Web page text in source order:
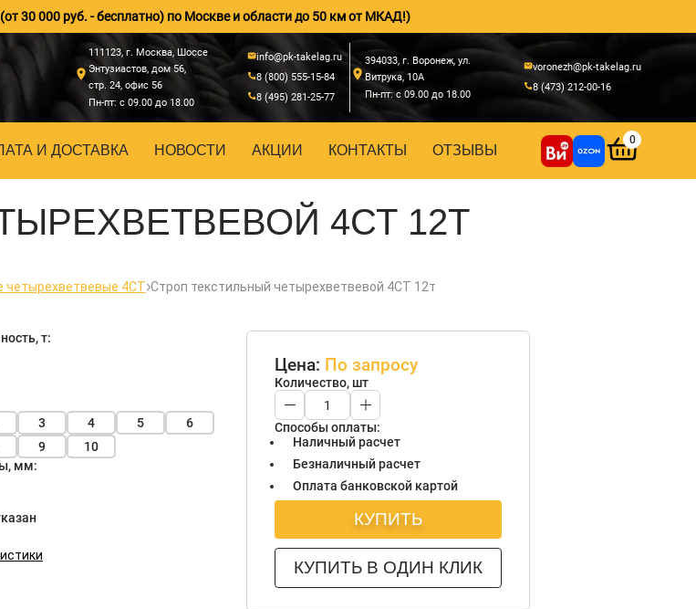
30 000 руб. - бесплатно) по Москве и области до 50 км от МКАД!)
111123, г. Москва, Шоссе
Энтузиастов, дом 56,
стр. 24, офис 56
Пн-пт: с 09.00 до 18.00
info@pk-takelag.ru
8 (800) 555-15-84
8 (495) 281-25-77
394033, г. Воронеж, ул.
Витрука, 10А
Пн-пт: с 09.00 до 18.00
voronezh@pk-takelag.ru
8 (473) 212-00-16
И ДОСТАВКА НОВОСТИ АКЦИИ КОНТАКТЫ ОТЗЫВЫ
0
4СТ 12Т
четырехветвевые 4СТ Строп текстильный четырехветвевой 4СТ 12т
т:
3 4 5
6
9
10
мм:
Цена: По запросу
Количество, шт
Способы оплаты:
Наличный расчет
Безналичный расчет
Оплата банковской картой
КУПИТЬ
КУПИТЬ В ОДИН КЛИК